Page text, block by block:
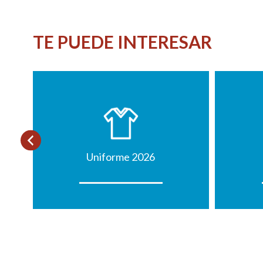
TE PUEDE INTERESAR
Uniforme 2026